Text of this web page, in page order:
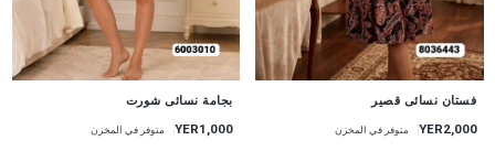
فستان نسائى قصير
YER2,000 متوفر في المخزن
بجامة نسائى شورت
YER1,000 متوفر في المخزن